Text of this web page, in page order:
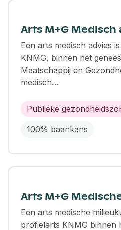
Arts M+G Medisch
Een arts medisch advies
KNMG, binnen het
Maatschappij en
medisch…
Publieke
100% baankans
Arts M+G
Een arts medische
profielarts KNMG binnen